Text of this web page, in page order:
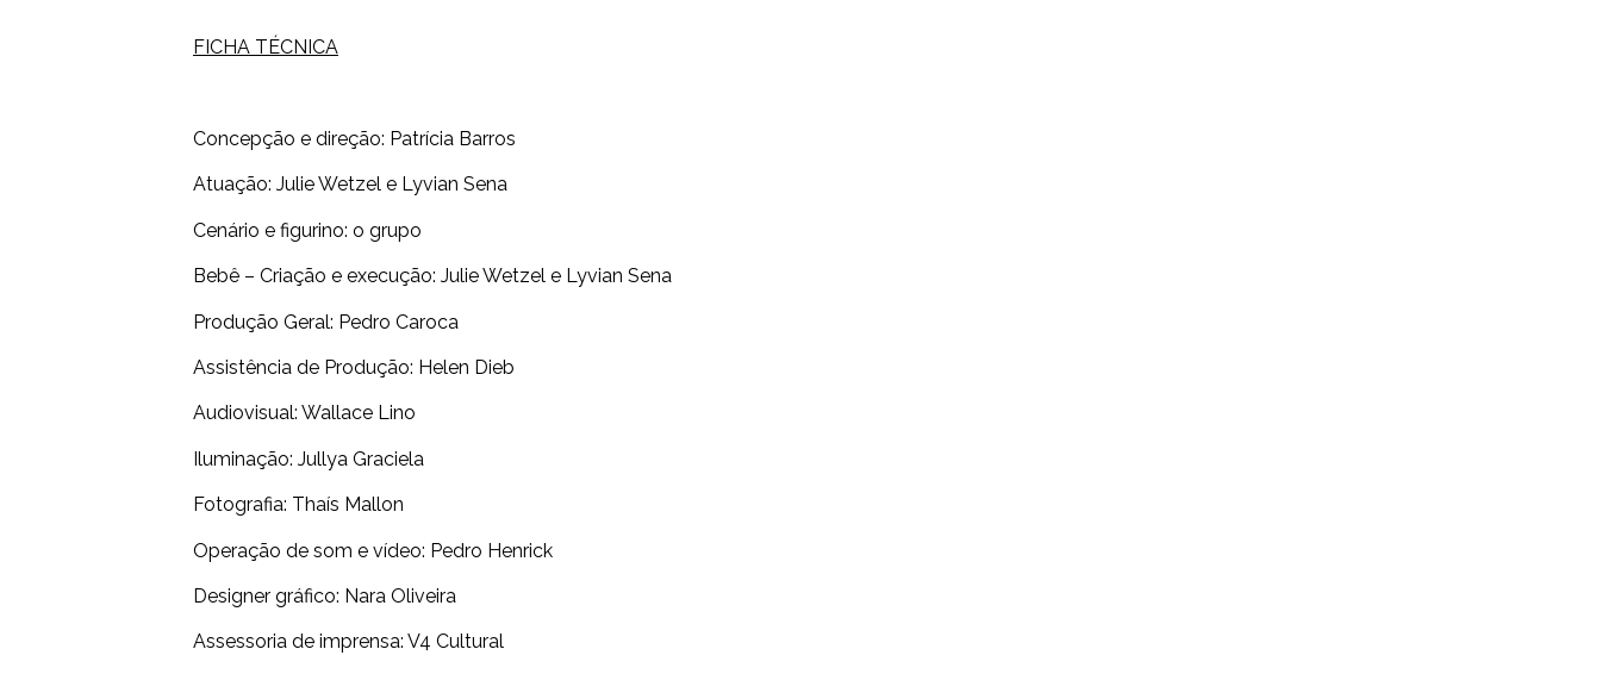
FICHA TÉCNICA
Concepção e direção: Patrícia Barros
Atuação: Julie Wetzel e Lyvian Sena
Cenário e figurino: o grupo
Bebê – Criação e execução: Julie Wetzel e Lyvian Sena
Produção Geral: Pedro Caroca
Assistência de Produção: Helen Dieb
Audiovisual: Wallace Lino
Iluminação: Jullya Graciela
Fotografia: Thaís Mallon
Operação de som e vídeo: Pedro Henrick
Designer gráfico: Nara Oliveira
Assessoria de imprensa: V4 Cultural